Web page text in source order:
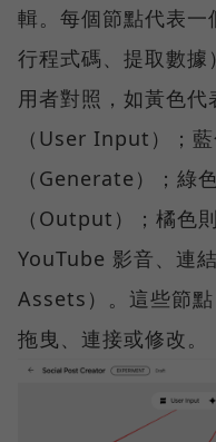
輯。每個節點代表
行程式碼、提取數
用者對照，如黃色
（User Input）；
（Generate）；綠
（Output）；橘色
YouTube 影音、連
Assets）。這些節點
拖曳、連接或修改。